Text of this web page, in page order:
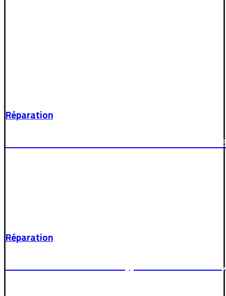
Réparation
et maintenance des servomoteurs et
Réparation
et entretien de tous types de